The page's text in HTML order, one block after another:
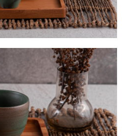
依據個別帳號之用戶狀況，依本公司即
額度不足之情形，本公司將視審查結果
人資訊註冊。若發現惡意使用之情形，